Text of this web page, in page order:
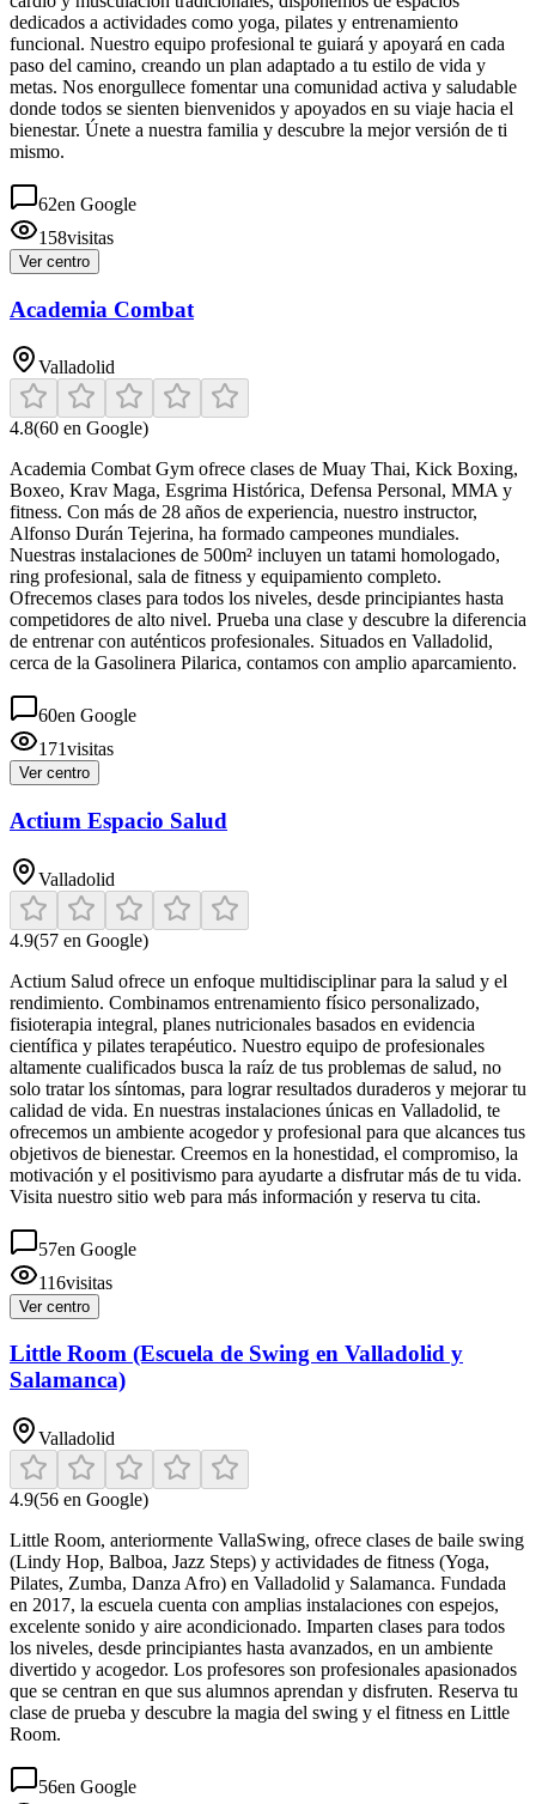
dedicados a actividades como yoga, pilates y entrenamiento
funcional. Nuestro equipo profesional te guiará y apoyará en cada
paso del camino, creando un plan adaptado a tu estilo de vida y
metas. Nos enorgullece fomentar una comunidad activa y saludable
donde todos se sienten bienvenidos y apoyados en su viaje hacia el
bienestar. Únete a nuestra familia y descubre la mejor versión de ti
mismo.
62en Google
158visitas
Ver centro
Academia Combat
Valladolid
4.8(60 en Google)
Academia Combat Gym ofrece clases de Muay Thai, Kick Boxing,
Boxeo, Krav Maga, Esgrima Histórica, Defensa Personal, MMA y
fitness. Con más de 28 años de experiencia, nuestro instructor,
Alfonso Durán Tejerina, ha formado campeones mundiales.
Nuestras instalaciones de 500m² incluyen un tatami homologado,
ring profesional, sala de fitness y equipamiento completo.
Ofrecemos clases para todos los niveles, desde principiantes hasta
competidores de alto nivel. Prueba una clase y descubre la diferencia
de entrenar con auténticos profesionales. Situados en Valladolid,
cerca de la Gasolinera Pilarica, contamos con amplio aparcamiento.
60en Google
171visitas
Ver centro
Actium Espacio Salud
Valladolid
4.9(57 en Google)
Actium Salud ofrece un enfoque multidisciplinar para la salud y el
rendimiento. Combinamos entrenamiento físico personalizado,
fisioterapia integral, planes nutricionales basados en evidencia
científica y pilates terapéutico. Nuestro equipo de profesionales
altamente cualificados busca la raíz de tus problemas de salud, no
solo tratar los síntomas, para lograr resultados duraderos y mejorar tu
calidad de vida. En nuestras instalaciones únicas en Valladolid, te
ofrecemos un ambiente acogedor y profesional para que alcances tus
objetivos de bienestar. Creemos en la honestidad, el compromiso, la
motivación y el positivismo para ayudarte a disfrutar más de tu vida.
Visita nuestro sitio web para más información y reserva tu cita.
57en Google
116visitas
Ver centro
Little Room (Escuela de Swing en Valladolid y
Salamanca)
Valladolid
4.9(56 en Google)
Little Room, anteriormente VallaSwing, ofrece clases de baile swing
(Lindy Hop, Balboa, Jazz Steps) y actividades de fitness (Yoga,
Pilates, Zumba, Danza Afro) en Valladolid y Salamanca. Fundada
en 2017, la escuela cuenta con amplias instalaciones con espejos,
excelente sonido y aire acondicionado. Imparten clases para todos
los niveles, desde principiantes hasta avanzados, en un ambiente
divertido y acogedor. Los profesores son profesionales apasionados
que se centran en que sus alumnos aprendan y disfruten. Reserva tu
clase de prueba y descubre la magia del swing y el fitness en Little
Room.
56en Google